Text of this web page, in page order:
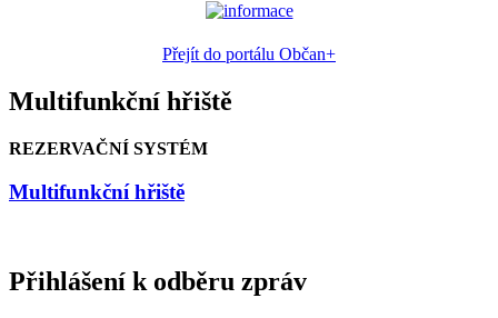
Přejít do portálu Občan+
Multifunkční hřiště
REZERVAČNÍ SYSTÉM
Multifunkční hřiště
Přihlášení k odběru zpráv